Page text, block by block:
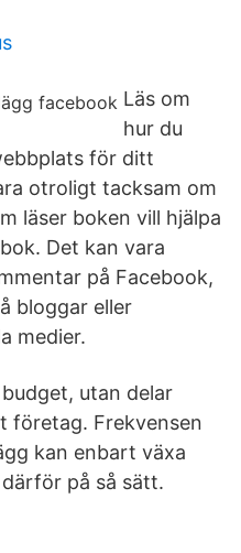
Läs om
hur du
för ditt
otroligt tacksam om
läser boken vill hjälpa
Det kan vara
på Facebook,
bloggar eller
medier.
utan delar
företag. Frekvensen
kan enbart växa
på så sätt.